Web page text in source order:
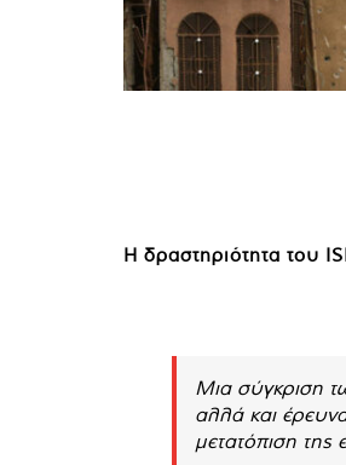
Η δραστηριότητα του
Μια σύγκριση
αλλά και
μετατόπιση